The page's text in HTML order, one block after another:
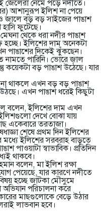
নেমে পড়ে নদীতে।
আশানুরূপ ইলিশ না পেয়ে
জালে বড় বড় সাইজের পাঙাশ
ফুটেছে।
থেকে ধরা নদীর পাঙাশ
হচ্ছে। ইলিশের দাম অনেকটা
পাঙাশের দিকেই ঝুঁকছেন।
নামতে পারিনি। ভোরে জাল
কয়েকটা বড় পাঙাশ উঠেছে। যার
থাকলে এখন বড় বড় পাঙাশ
এখন পাঙাশ ধরেই কিছুটা
বলেন, ইলিশের দাম এখন
দেখে বোঝা যায়
একেবারে তরতাজা।
শেষে প্রথম দিন ইলিশের
ইলিশের সরবরাহ বাড়তে
পাওয়াটা স্বাভাবিক। প্রতিদিন
থাকবে।
বলেন, মা ইলিশ রক্ষা
পেয়েছে, যার কারণে নদীতে
হচ্ছে জাটকা মৌসুমে
পরিচালনা করে
মাছগুলোকে বেড়ে উঠার
লাভবান হবে।